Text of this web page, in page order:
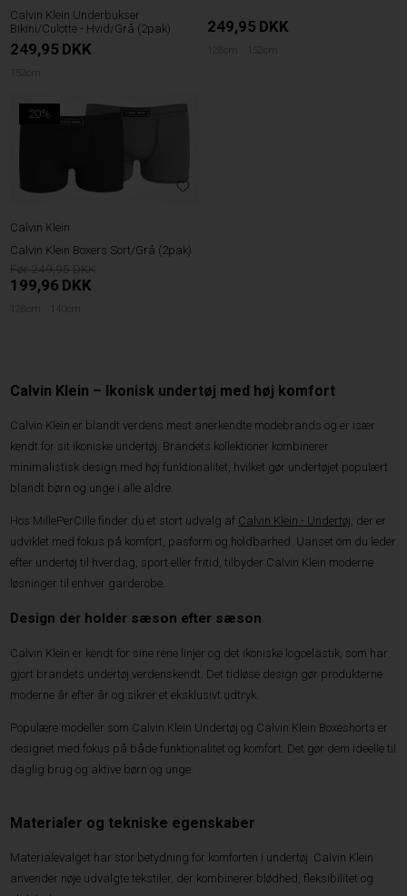
Calvin Klein Underbukser
Bikini/Culotte - Hvid/Grå (2pak)
249,95 DKK
152cm
249,95 DKK
128cm 152cm
20%
Calvin Klein
Calvin Klein Boxers Sort/Grå (2pak)
249,95
199,96 DKK
128cm 140cm
Calvin Klein – Ikonisk undertøj med høj komfort
Calvin Klein er blandt verdens mest anerkendte modebrands og er især
kendt for sit ikoniske undertøj. Brandets kollektioner kombinerer
minimalistisk design med høj funktionalitet, hvilket gør undertøjet populært
blandt børn og unge i alle aldre.
Hos MillePerCille finder du et stort udvalg af Calvin Klein - Undertøj, der er
udviklet med fokus på komfort, pasform og holdbarhed. Uanset om du leder
efter undertøj til hverdag, sport eller fritid, tilbyder Calvin Klein moderne
løsninger til enhver garderobe.
Design der holder sæson efter sæson
Calvin Klein er kendt for sine rene linjer og det ikoniske logoelastik, som har
gjort brandets undertøj verdenskendt. Det tidløse design gør produkterne
moderne år efter år og sikrer et eksklusivt udtryk.
Populære modeller som Calvin Klein Undertøj og Calvin Klein Boxeshorts er
designet med fokus på både funktionalitet og komfort. Det gør dem ideelle til
daglig brug og aktive børn og unge.
Materialer og tekniske egenskaber
Materialevalget har stor betydning for komforten i undertøj. Calvin Klein
anvender nøje udvalgte tekstiler, der kombinerer blødhed, fleksibilitet og